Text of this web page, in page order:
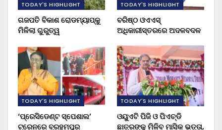
TODAY'S HIGHLIGHT
ଗଜପତି ବିକାଶ ରୋଡମ୍ୟାପ୍‌କୁ
ମିଳିଲା ଗୁରୁତ୍ୱ
TODAY'S HIGHLIGHT
ବରିଷ୍ଠ ଓଏଏସ୍‌
ଅଧିକାରୀସ୍ତରରେ ଅଦଳବଦଳ
TODAY'S HIGHLIGHT
‘ପ୍ରେସିଡେଣ୍ଟ ସ୍ପେଶାଲ’
ଟ୍ରେନରେ ବ୍ରହ୍ମପୁର
TODAY'S HIGHLIGHT
ଓୟୁଏଟି ପିଜି ଓ ପିଏଚ୍‌ଡି
ଛାତ୍ରଙ୍କୁ ମିଳିବ ମାସିକ ଭତ୍ତା,